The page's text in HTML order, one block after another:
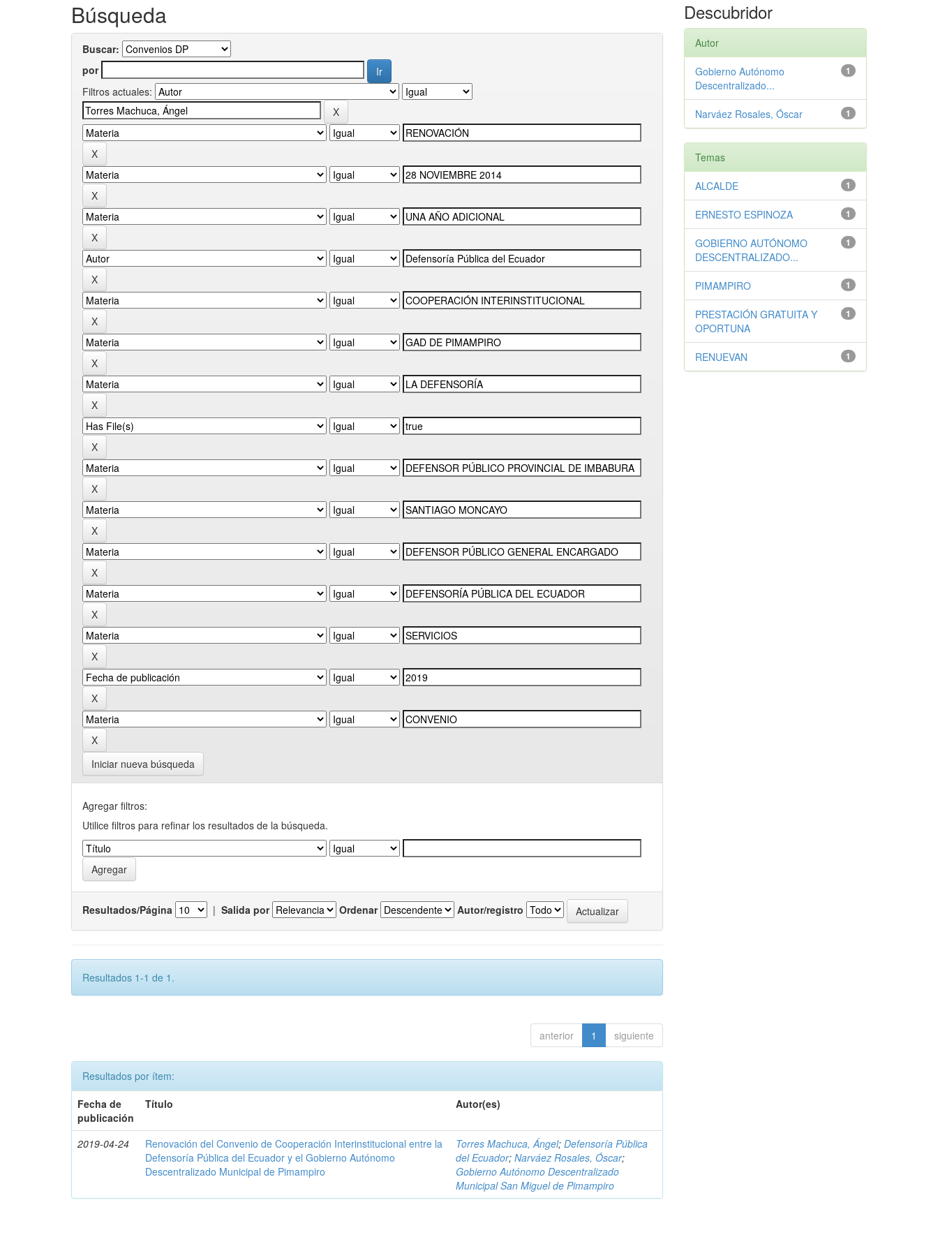
Búsqueda
Buscar:
por
Filtros actuales:
Iniciar nueva búsqueda
Agregar filtros:
Utilice filtros para refinar los resultados de la búsqueda.
Resultados/Página | Salida por Ordenar Autor/registro
Resultados 1-1 de 1.
anterior 1 siguiente
Resultados por ítem:
Fecha de
publicación
Título Autor(es)
2019-04-24
Renovación del Convenio de Cooperación Interinstitucional entre la
Defensoría Pública del Ecuador y el Gobierno Autónomo
Descentralizado Municipal de Pimampiro
Torres Machuca, Ángel;Defensoría Pública
del Ecuador;Narváez Rosales, Óscar;
Gobierno Autónomo Descentralizado
Municipal San Miguel de Pimampiro
Descubridor
Autor
1
Gobierno Autónomo
Descentralizado...
1
Narváez Rosales, Óscar
Temas
1
ALCALDE
1
ERNESTO ESPINOZA
1
GOBIERNO AUTÓNOMO
DESCENTRALIZADO...
1
PIMAMPIRO
1
PRESTACIÓN GRATUITA Y
OPORTUNA
1
RENUEVAN